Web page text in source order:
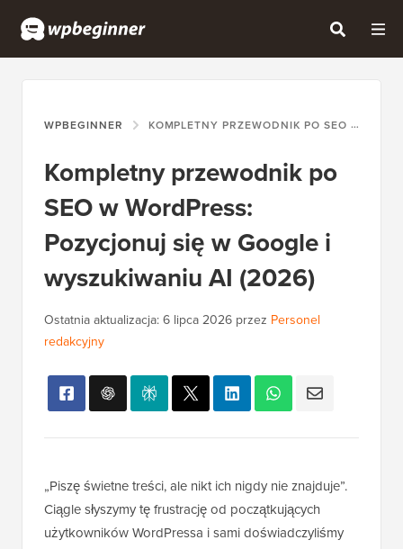
WPBEGINNER KOMPLETNY PRZEWODNIK PO SEO W WORDPRESS: POZYCJONUJ SIĘ W GOOGLE I WYSZUKIWANIU AI (2026)
Kompletny przewodnik po
SEO w WordPress:
Pozycjonuj się w Google i
wyszukiwaniu AI (2026)
Ostatnia aktualizacja:6 lipca 2026 przez Personel
redakcyjny
„Piszę świetne treści, ale nikt ich nigdy nie znajduje”.
Ciągle słyszymy tę frustrację od początkujących
użytkowników WordPressa i sami doświadczyliśmy